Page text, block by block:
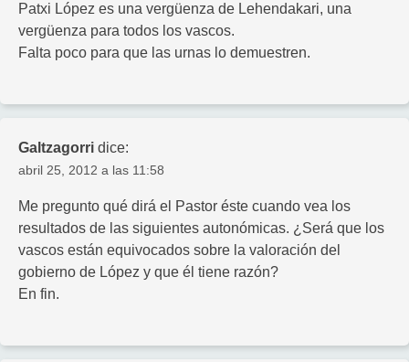
Patxi López es una vergüenza de Lehendakari, una
vergüenza para todos los vascos.
Falta poco para que las urnas lo demuestren.
Galtzagorri dice:
abril 25, 2012 a las 11:58
Me pregunto qué dirá el Pastor éste cuando vea los
resultados de las siguientes autonómicas. ¿Será que los
vascos están equivocados sobre la valoración del
gobierno de López y que él tiene razón?
En fin.